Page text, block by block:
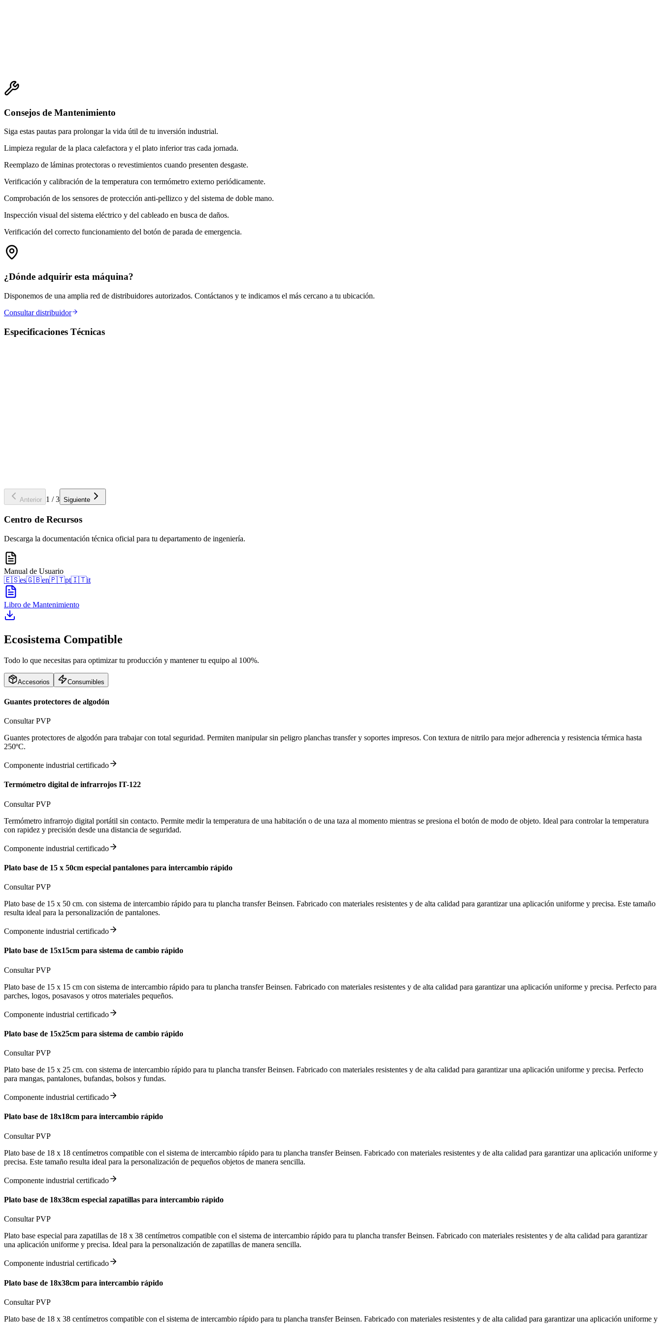
Consejos de Mantenimiento
Siga estas pautas para prolongar la vida útil de tu inversión industrial.
Limpieza regular de la placa calefactora y el plato inferior tras cada jornada.
Reemplazo de láminas protectoras o revestimientos cuando presenten desgaste.
Verificación y calibración de la temperatura con termómetro externo periódicamente.
Comprobación de los sensores de protección anti-pellizco y del sistema de doble mano.
Inspección visual del sistema eléctrico y del cableado en busca de daños.
Verificación del correcto funcionamiento del botón de parada de emergencia.
¿Dónde adquirir esta máquina?
Disponemos de una amplia red de distribuidores autorizados. Contáctanos y te indicamos el más cercano a tu ubicación.
Consultar distribuidor
Especificaciones Técnicas
Anterior 1 /3 Siguiente
Centro de Recursos
Descarga la documentación técnica oficial para tu departamento de ingeniería.
Manual de Usuario
🇪🇸es🇬🇧en🇵🇹pt🇮🇹it
Libro de Mantenimiento
Ecosistema Compatible
Todo lo que necesitas para optimizar tu producción y mantener tu equipo al 100%.
Accesorios Consumibles
Guantes protectores de algodón
Consultar PVP
Guantes protectores de algodón para trabajar con total seguridad. Permiten manipular sin peligro planchas transfer y soportes impresos. Con textura de nitrilo para mejor adherencia y resistencia térmica hasta
250ºC.
Componente industrial certificado
Termómetro digital de infrarrojos IT-122
Consultar PVP
Termómetro infrarrojo digital portátil sin contacto. Permite medir la temperatura de una habitación o de una taza al momento mientras se presiona el botón de modo de objeto. Ideal para controlar la temperatura
con rapidez y precisión desde una distancia de seguridad.
Componente industrial certificado
Plato base de 15 x 50cm especial pantalones para intercambio rápido
Consultar PVP
Plato base de 15 x 50 cm. con sistema de intercambio rápido para tu plancha transfer Beinsen. Fabricado con materiales resistentes y de alta calidad para garantizar una aplicación uniforme y precisa. Este tamaño
resulta ideal para la personalización de pantalones.
Componente industrial certificado
Plato base de 15x15cm para sistema de cambio rápido
Consultar PVP
Plato base de 15 x 15 cm con sistema de intercambio rápido para tu plancha transfer Beinsen. Fabricado con materiales resistentes y de alta calidad para garantizar una aplicación uniforme y precisa. Perfecto para
parches, logos, posavasos y otros materiales pequeños.
Componente industrial certificado
Plato base de 15x25cm para sistema de cambio rápido
Consultar PVP
Plato base de 15 x 25 cm. con sistema de intercambio rápido para tu plancha transfer Beinsen. Fabricado con materiales resistentes y de alta calidad para garantizar una aplicación uniforme y precisa. Perfecto
para mangas, pantalones, bufandas, bolsos y fundas.
Componente industrial certificado
Plato base de 18x18cm para intercambio rápido
Consultar PVP
Plato base de 18 x 18 centímetros compatible con el sistema de intercambio rápido para tu plancha transfer Beinsen. Fabricado con materiales resistentes y de alta calidad para garantizar una aplicación uniforme y
precisa. Este tamaño resulta ideal para la personalización de pequeños objetos de manera sencilla.
Componente industrial certificado
Plato base de 18x38cm especial zapatillas para intercambio rápido
Consultar PVP
Plato base especial para zapatillas de 18 x 38 centímetros compatible con el sistema de intercambio rápido para tu plancha transfer Beinsen. Fabricado con materiales resistentes y de alta calidad para garantizar
una aplicación uniforme y precisa. Ideal para la personalización de zapatillas de manera sencilla.
Componente industrial certificado
Plato base de 18x38cm para intercambio rápido
Consultar PVP
Plato base de 18 x 38 centímetros compatible con el sistema de intercambio rápido para tu plancha transfer Beinsen. Fabricado con materiales resistentes y de alta calidad para garantizar una aplicación uniforme y